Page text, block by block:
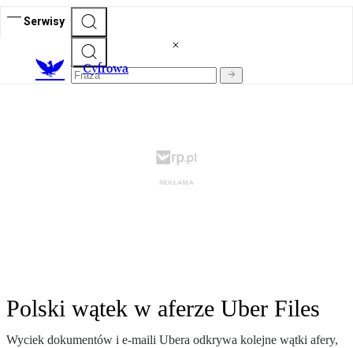
Serwisy
Cyfrowa
Polski wątek w aferze Uber Files
Wyciek dokumentów i e-maili Ubera odkrywa kolejne wątki afery,